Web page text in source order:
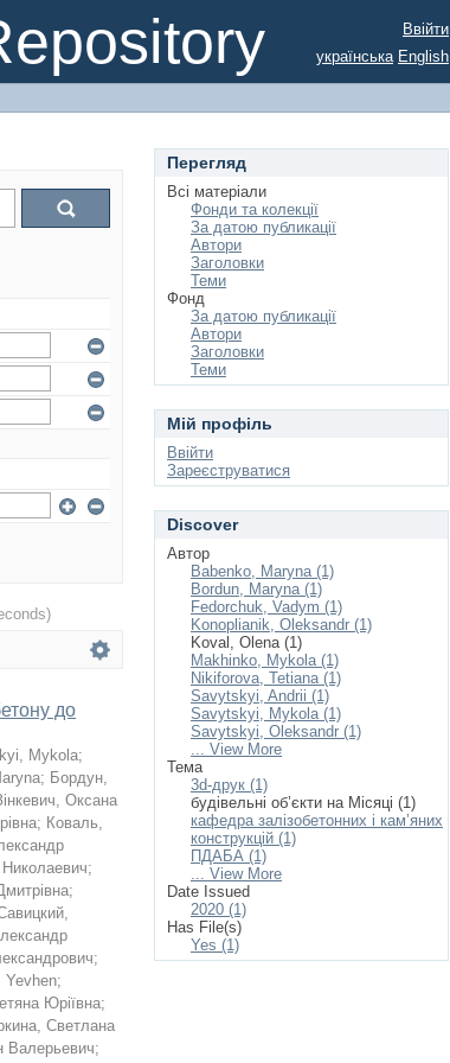
Ввійти
українська English
до
Mykola;
; Бордун,
Оксана
; Коваль,
;
;
;
Yevhen;
Юріївна;
Светлана
Валерьевич;
Перегляд
Всі матеріали
Фонди та колекції
За датою публикації
Автори
Заголовки
Теми
Фонд
За датою публикації
Автори
Заголовки
Теми
Мій профіль
Ввійти
Зареєструватися
Discover
Автор
Babenko, Maryna (1)
Bordun, Maryna (1)
Fedorchuk, Vadym (1)
Konoplianik, Oleksandr (1)
Koval, Olena (1)
Makhinko, Mykola (1)
Nikiforova, Tetiana (1)
Savytskyi, Andrii (1)
Savytskyi, Mykola (1)
Savytskyi, Oleksandr (1)
... View More
Тема
3d-друк (1)
будівельні об’єкти на Місяці (1)
кафедра залізобетонних і кам’яних
конструкцій (1)
ПДАБА (1)
... View More
Date Issued
2020 (1)
Has File(s)
Yes (1)